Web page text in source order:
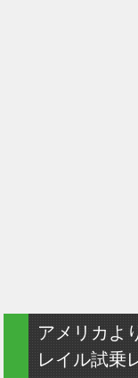
アメリカよ
レイル試乗